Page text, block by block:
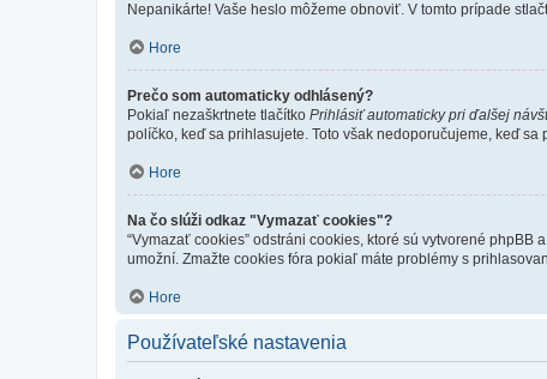
Nepanikárte! Vaše heslo môžeme obnoviť. V tomto prípade
Hore
Prečo som automaticky odhlásený?
Pokiaľ nezaškrtnete tlačítko Prihlásiť automaticky pri ďalšej
políčko, keď sa prihlasujete. Toto však nedoporučujeme, keď
Hore
Na čo slúži odkaz "Vymazať cookies"?
“Vymazať cookies” odstráni cookies, ktoré sú vytvorené
umožní. Zmažte cookies fóra pokiaľ máte problémy s
Hore
Používateľské nastavenia